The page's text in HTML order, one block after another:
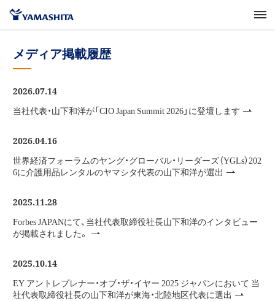
メディア掲載履歴
2026.07.14
当社代表・山下和洋が「CIO Japan Summit 2026」に登壇します
2026.04.16
世界経済フォーラムのヤング・グローバル・リーダーズ（YGLs）202
6に介護用品レンタルのヤマシタ代表の山下和洋が選出
2025.11.28
Forbes JAPANにて、当社代表取締役社長山下和洋のインタビュー
が掲載されました。
2025.10.14
EY アントレプレナー・オブ・ザ・イヤー 2025 ジャパンにおいて 当
社代表取締役社長の山下和洋が東海・北陸地区代表に選出